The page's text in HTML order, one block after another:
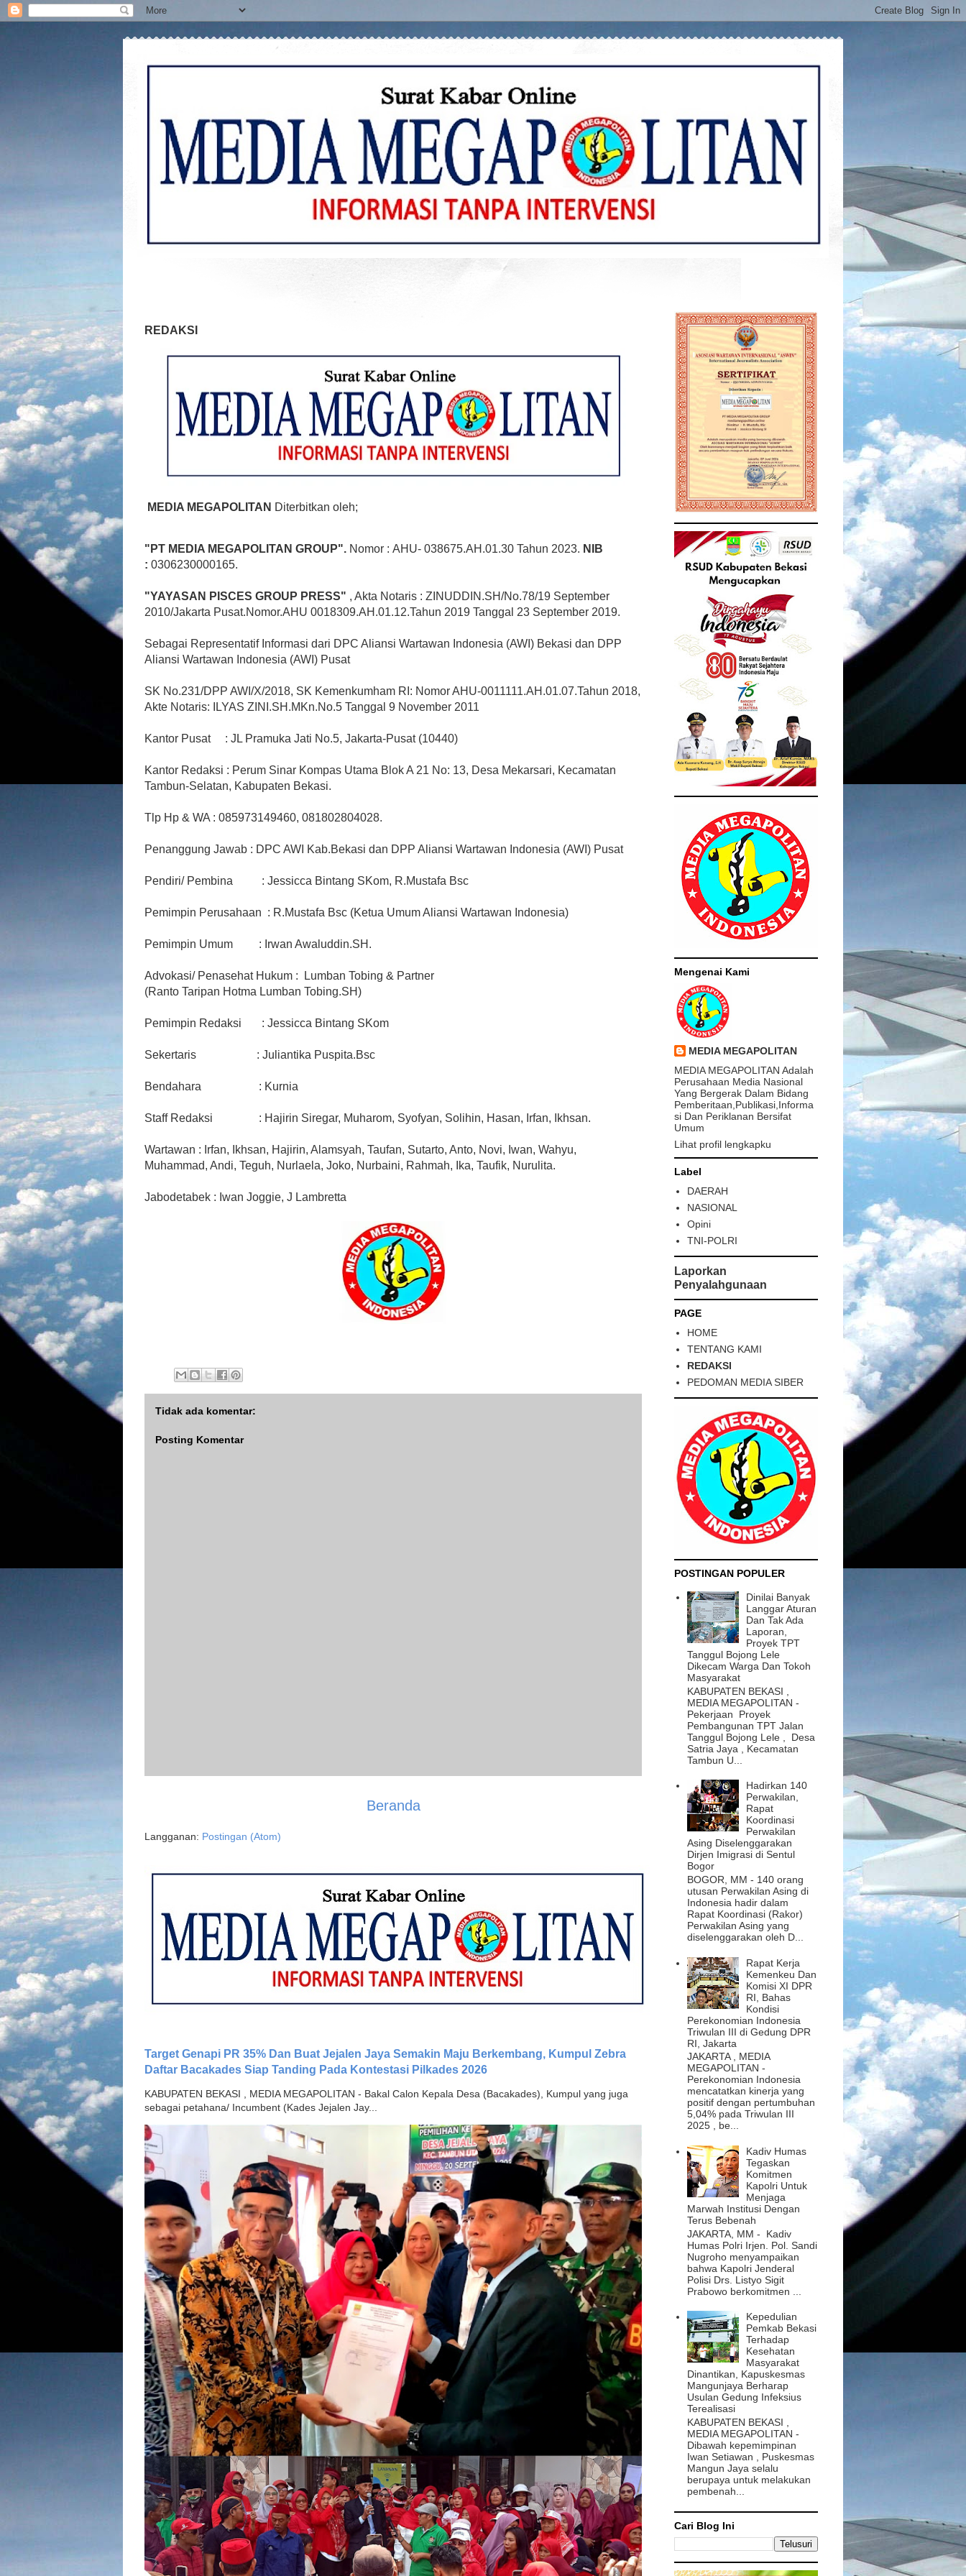
REDAKSI
MEDIA MEGAPOLITAN Diterbitkan oleh;
"PT MEDIA MEGAPOLITAN GROUP". Nomor : AHU- 038675.AH.01.30 Tahun 2023. NIB
: 0306230000165.
"YAYASAN PISCES GROUP PRESS" , Akta Notaris : ZINUDDIN.SH/No.78/19 September
2010/Jakarta Pusat.Nomor.AHU 0018309.AH.01.12.Tahun 2019 Tanggal 23 September 2019.
Sebagai Representatif Informasi dari DPC Aliansi Wartawan Indonesia (AWI) Bekasi dan DPP
Aliansi Wartawan Indonesia (AWI) Pusat
Akte Notaris: ILYAS ZINI.SH.MKn.No.5 Tanggal 9 November 2011
Kantor Pusat     : JL Pramuka Jati No.5, Jakarta-Pusat (10440)
Kantor Redaksi : Perum Sinar Kompas Utama Blok A 21 No: 13, Desa Mekarsari, Kecamatan
Tambun-Selatan, Kabupaten Bekasi.
Tlp Hp & WA : 085973149460, 081802804028.
Penanggung Jawab : DPC AWI Kab.Bekasi dan DPP Aliansi Wartawan Indonesia (AWI) Pusat
Pendiri/ Pembina          : Jessicca Bintang SKom, R.Mustafa Bsc
Pemimpin Perusahaan
  :
R.Mustafa Bsc (Ketua Umum Aliansi Wartawan Indonesia)
Pemimpin Umum         : Irwan Awaluddin.SH.
Advokasi/ Penasehat Hukum :
Lumban Tobing & Partner
(Ranto Taripan Hotma Lumban Tobing.SH)
Pemimpin Redaksi       : Jessicca Bintang SKom
Sekertaris                     : Juliantika Puspita.Bsc
Bendahara                    : Kurnia
Staff Redaksi                : Hajirin Siregar, Muharom, Syofyan, Solihin, Hasan, Irfan, Ikhsan.
Wartawan : Irfan, Ikhsan, Hajirin, Alamsyah, Taufan, Sutarto, Anto, Novi, Iwan, Wahyu,
Muhammad, Andi, Teguh, Nurlaela, Joko, Nurbaini, Rahmah, Ika, Taufik, Nurulita.
Jabodetabek : Iwan Joggie, J Lambretta
Tidak ada komentar:
Posting Komentar
Beranda
Langganan: Postingan (Atom)
Target Genapi PR 35% Dan Buat Jejalen Jaya Semakin Maju Berkembang, Kumpul Zebra
Daftar Bacakades Siap Tanding Pada Kontestasi Pilkades 2026
KABUPATEN BEKASI , MEDIA MEGAPOLITAN - Bakal Calon Kepala Desa (Bacakades), Kumpul yang juga
sebagai petahana/ Incumbent (Kades Jejalen Jay...
Mengenai Kami
MEDIA MEGAPOLITAN
MEDIA MEGAPOLITAN Adalah
Perusahaan Media Nasional
Yang Bergerak Dalam Bidang
Pemberitaan,Publikasi,Informa
si Dan Periklanan Bersifat
Umum
Lihat profil lengkapku
Label
DAERAH
NASIONAL
Opini
TNI-POLRI
Laporkan
Penyalahgunaan
PAGE
HOME
TENTANG KAMI
REDAKSI
PEDOMAN MEDIA SIBER
POSTINGAN POPULER
Dinilai Banyak
Langgar Aturan
Dan Tak Ada
Laporan,
Proyek TPT
Tanggul Bojong Lele
Dikecam Warga Dan Tokoh
Masyarakat
KABUPATEN BEKASI ,
MEDIA MEGAPOLITAN -
Pekerjaan Proyek
Pembangunan TPT Jalan
Tanggul Bojong Lele , Desa
Satria Jaya , Kecamatan
Tambun U...
Hadirkan 140
Perwakilan,
Rapat
Koordinasi
Perwakilan
Asing Diselenggarakan
Dirjen Imigrasi di Sentul
Bogor
BOGOR, MM - 140 orang
utusan Perwakilan Asing di
Indonesia hadir dalam
Rapat Koordinasi (Rakor)
Perwakilan Asing yang
diselenggarakan oleh D...
Rapat Kerja
Kemenkeu Dan
Komisi XI DPR
RI, Bahas
Kondisi
Perekonomian Indonesia
Triwulan III di Gedung DPR
RI, Jakarta
JAKARTA , MEDIA
MEGAPOLITAN -
Perekonomian Indonesia
mencatatkan kinerja yang
positif dengan pertumbuhan
5,04% pada Triwulan III
2025 , be...
Kadiv Humas
Tegaskan
Komitmen
Kapolri Untuk
Menjaga
Marwah Institusi Dengan
Terus Bebenah
JAKARTA, MM - Kadiv
Humas Polri Irjen. Pol. Sandi
Nugroho menyampaikan
bahwa Kapolri Jenderal
Polisi Drs. Listyo Sigit
Prabowo berkomitmen ...
Kepedulian
Pemkab Bekasi
Terhadap
Kesehatan
Masyarakat
Dinantikan, Kapuskesmas
Mangunjaya Berharap
Usulan Gedung Infeksius
Terealisasi
KABUPATEN BEKASI ,
MEDIA MEGAPOLITAN -
Dibawah kepemimpinan
Iwan Setiawan , Puskesmas
Mangun Jaya selalu
berupaya untuk melakukan
pembenah...
Cari Blog Ini